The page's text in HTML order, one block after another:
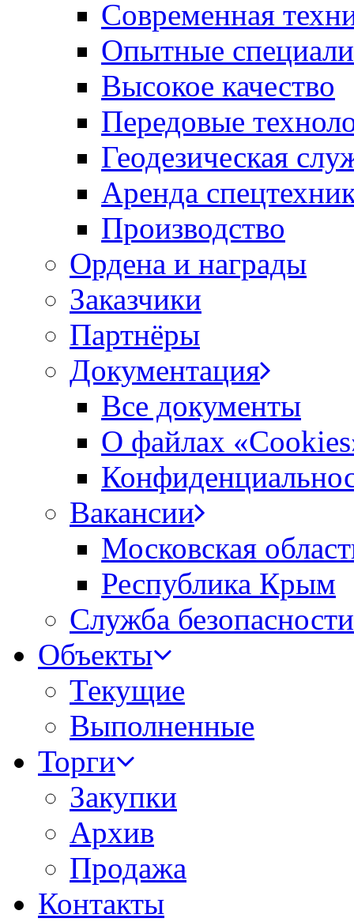
Современная
Опытные
Высокое качество
Передовые
Геодезическая
Аренда
Производство
Ордена и награды
Заказчики
Партнёры
Документация
Все документы
О файлах
Вакансии
Московская
Республика Крым
Служба безопасности
Объекты
Текущие
Выполненные
Торги
Закупки
Архив
Продажа
Контакты